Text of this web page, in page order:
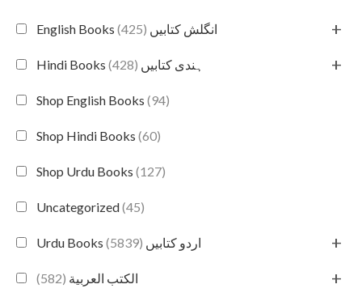
English Books انگلش کتابیں (425) +
Hindi Books ہندی کتابیں (428) +
Shop English Books (94)
Shop Hindi Books (60)
Shop Urdu Books (127)
Uncategorized(45)
Urdu Books اردو کتابیں (5839) +
الكتب العربية (582) +